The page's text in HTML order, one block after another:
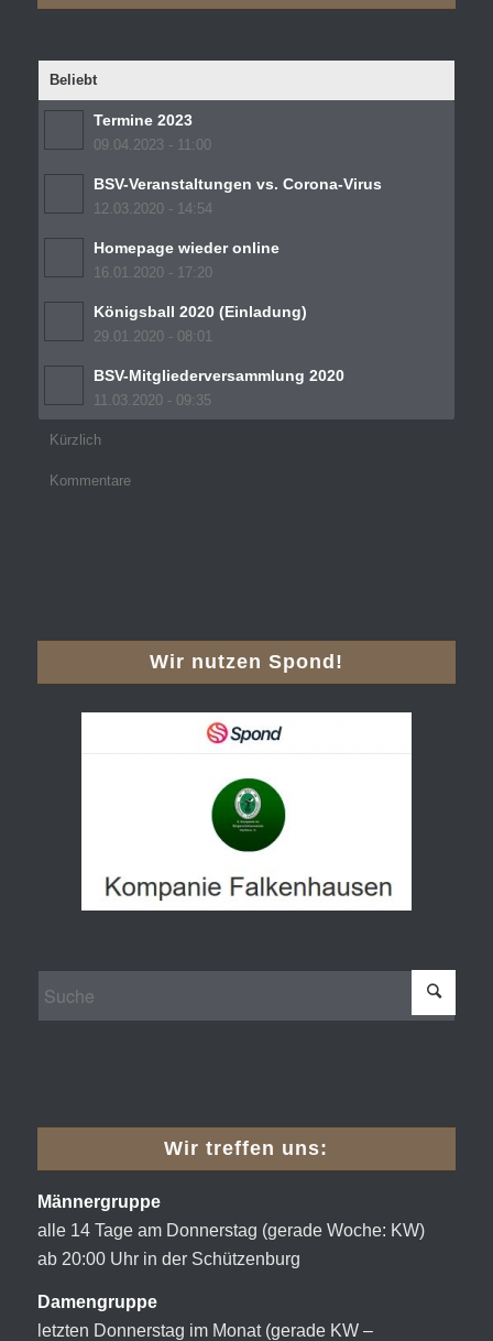
Beliebt
Termine 2023
09.04.2023 - 11:00
BSV-Veranstaltungen vs. Corona-Virus
12.03.2020 - 14:54
Homepage wieder online
16.01.2020 - 17:20
Königsball 2020 (Einladung)
29.01.2020 - 08:01
BSV-Mitgliederversammlung 2020
11.03.2020 - 09:35
Kürzlich
Kommentare
Wir nutzen Spond!
Wir treffen uns:
Männergruppe
alle 14 Tage am Donnerstag (gerade Woche: KW)
ab 20:00 Uhr in der Schützenburg
Damengruppe
letzten Donnerstag im Monat (gerade KW –